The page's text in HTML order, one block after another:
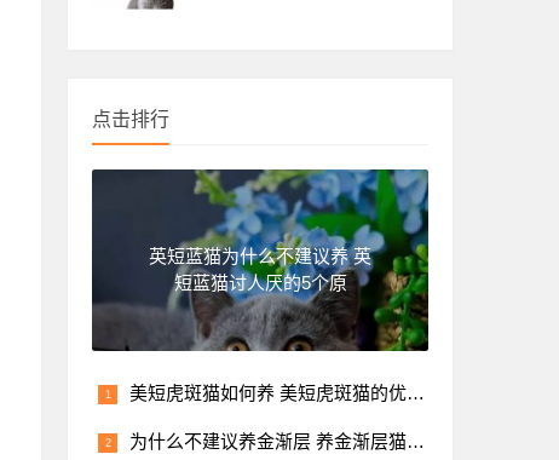
点击排行
英短蓝猫为什么不建议养 英
短蓝猫讨人厌的5个原
美短虎斑猫如何养 美短虎斑猫的优缺点分析
为什么不建议养金渐层 养金渐层猫的禁忌